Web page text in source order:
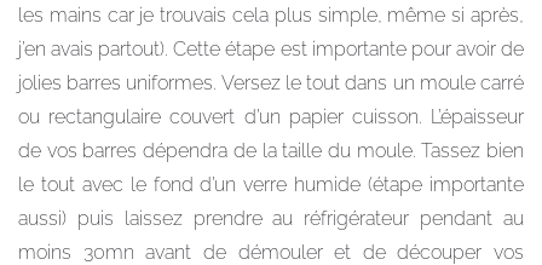
les mains car je trouvais cela plus simple, même si après,
j’en avais partout). Cette étape est importante pour avoir de
jolies barres uniformes. Versez le tout dans un moule carré
ou rectangulaire couvert d’un papier cuisson. L’épaisseur
de vos barres dépendra de la taille du moule. Tassez bien
le tout avec le fond d’un verre humide (étape importante
aussi) puis laissez prendre au réfrigérateur pendant au
moins 30mn avant de démouler et de découper vos